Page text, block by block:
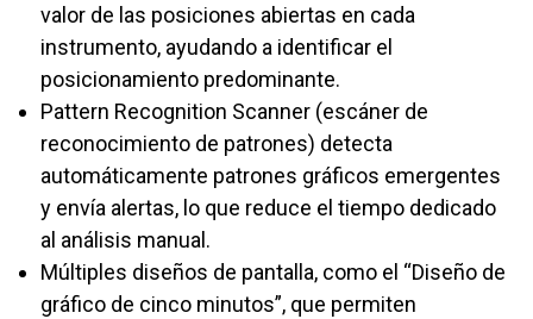
valor de las posiciones abiertas en cada
instrumento, ayudando a identificar el
posicionamiento predominante.
Pattern Recognition Scanner (escáner de
reconocimiento de patrones) detecta
automáticamente patrones gráficos emergentes
y envía alertas, lo que reduce el tiempo dedicado
al análisis manual.
Múltiples diseños de pantalla, como el “Diseño de
gráfico de cinco minutos”, que permiten